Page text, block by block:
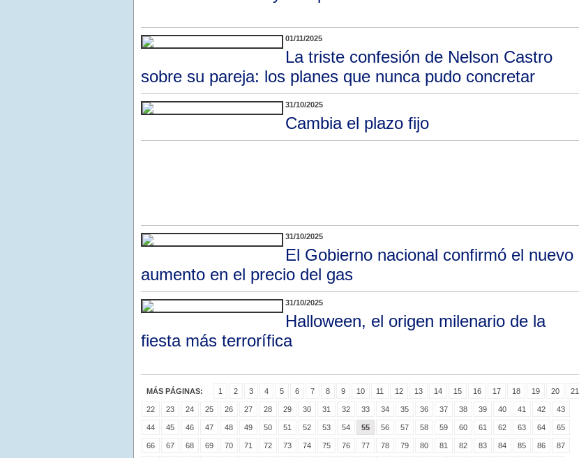
01/11/2025
La triste confesión de Nelson Castro
sobre su pareja: los planes que nunca pudo concretar
31/10/2025
Cambia el plazo fijo
31/10/2025
El Gobierno nacional confirmó el nuevo
aumento en el precio del gas
31/10/2025
Halloween, el origen milenario de la
fiesta más terrorífica
MÁS PÁGINAS: 1 2 3 4 5 6 7 8 9 10 11 12 13 14 15 16 17 18 19 20 21
22 23 24 25 26 27 28 29 30 31 32 33 34 35 36 37 38 39 40 41 42 43
44 45 46 47 48 49 50 51 52 53 54 55 56 57 58 59 60 61 62 63 64 65
66 67 68 69 70 71 72 73 74 75 76 77 78 79 80 81 82 83 84 85 86 87